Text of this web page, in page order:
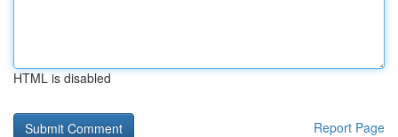
HTML is disabled
Report Page